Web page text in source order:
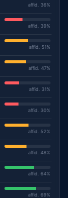
affid. 36%
affid. 39%
affid. 51%
affid. 47%
affid. 31%
affid. 30%
affid. 52%
affid. 48%
affid. 64%
affid. 69%